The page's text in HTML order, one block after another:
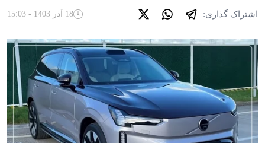
اشتراک گذاری: 18 آذر 1403 - 15:03